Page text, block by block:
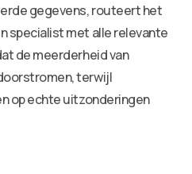
gegevens, routeert het
specialist met alle relevante
de meerderheid van
terwijl
op echte uitzonderingen